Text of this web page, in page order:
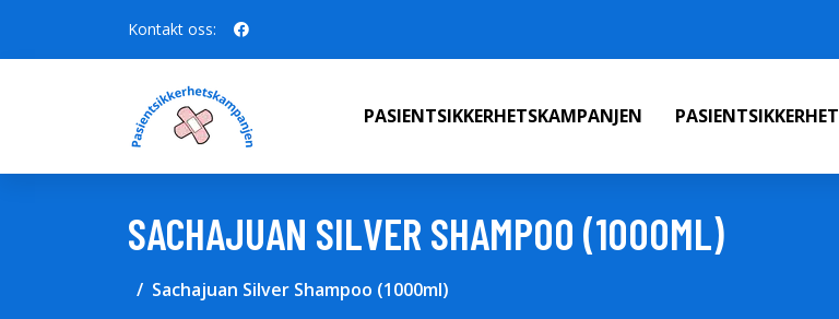
Kontakt oss:
PASIENTSIKKERHETSKAMPANJEN PASIENTSIKKERHET
SACHAJUAN SILVER SHAMPOO (1000ML)
Sachajuan Silver Shampoo (1000ml)